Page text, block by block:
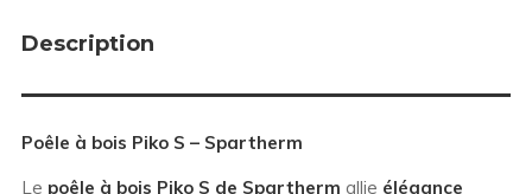
Description
Poêle à bois Piko S – Spartherm
Le poêle à bois Piko S de Spartherm allie élégance